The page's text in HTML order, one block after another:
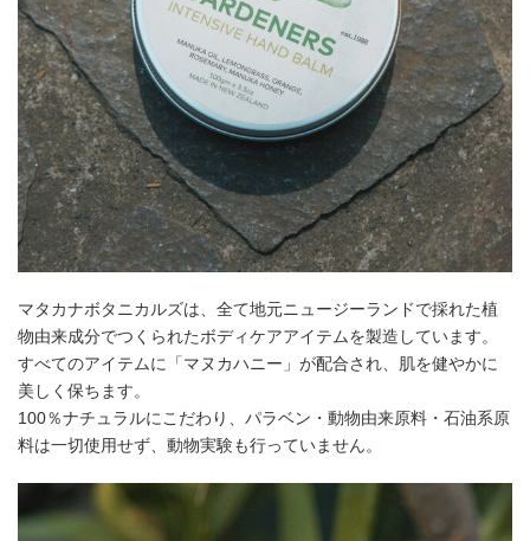
マタカナボタニカルズは、全て地元ニュージーランドで採れた植
物由来成分でつくられたボディケアアイテムを製造しています。
すべてのアイテムに「マヌカハニー」が配合され、肌を健やかに
美しく保ちます。
100％ナチュラルにこだわり、パラベン・動物由来原料・石油系原
料は一切使用せず、動物実験も行っていません。